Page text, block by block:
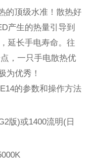
顶级水准！散热好
产生的热量引导到
延长手电寿命。往
，一只手电散热优
为优秀！
的参数和操作方法
)或1400流明(日